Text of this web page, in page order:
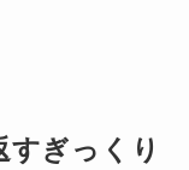
すぎっくり